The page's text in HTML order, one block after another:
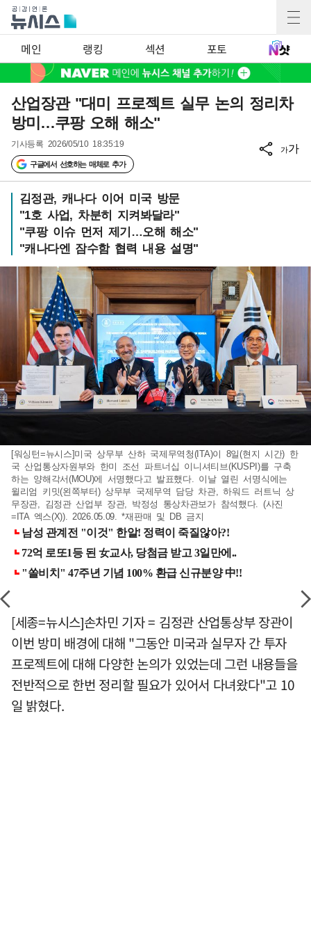
메인 랭킹 섹션 포토
산업장관 "대미 프로젝트 실무 논의 정리차
방미…쿠팡 오해 해소"
기사등록 2026/05/10 18:35:19
구글에서 선호하는 매체로 추가
가가
김정관, 캐나다 이어 미국 방문
"1호 사업, 차분히 지켜봐달라"
"쿠팡 이슈 먼저 제기…오해 해소"
"캐나다엔 잠수함 협력 내용 설명"
[워싱턴=뉴시스]미국 상무부 산하 국제무역청(ITA)이 8일(현지 시간) 한
국 산업통상자원부와 한미 조선 파트너십 이니셔티브(KUSPI)를 구축
하는 양해각서(MOU)에 서명했다고 발표했다. 이날 열린 서명식에는
윌리엄 키밋(왼쪽부터) 상무부 국제무역 담당 차관, 하워드 러트닉 상
무장관, 김정관 산업부 장관, 박정성 통상차관보가 참석했다. (사진
=ITA 엑스(X)). 2026.05.09. *재판매 및 DB 금지
[세종=뉴시스]손차민 기자 = 김정관 산업통상부 장관이
이번 방미 배경에 대해 "그동안 미국과 실무자 간 투자
프로젝트에 대해 다양한 논의가 있었는데 그런 내용들을
전반적으로 한번 정리할 필요가 있어서 다녀왔다"고 10
일 밝혔다.